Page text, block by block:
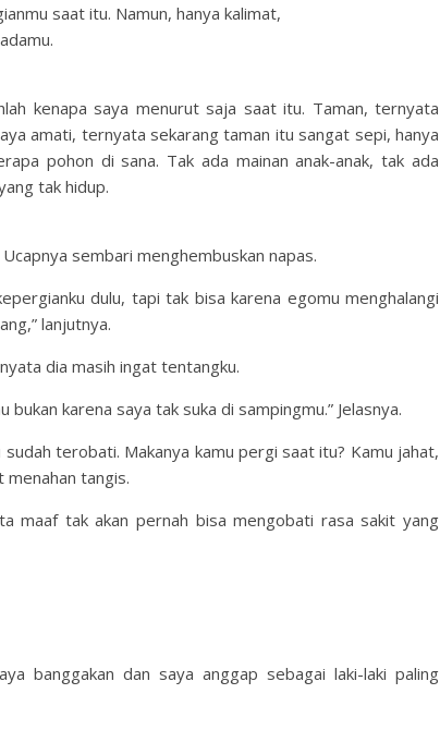
saat itu. Namun, hanya kalimat,
kenapa saya menurut saja saat itu. Taman, ternyata
amati, ternyata sekarang taman itu sangat sepi, hanya
pohon di sana. Tak ada mainan anak-anak, tak ada
tak hidup.
sembari menghembuskan napas.
dulu, tapi tak bisa karena egomu menghalangi
lanjutnya.
dia masih ingat tentangku.
karena saya tak suka di sampingmu.” Jelasnya.
terobati. Makanya kamu pergi saat itu? Kamu jahat,
menahan tangis.
maaf tak akan pernah bisa mengobati rasa sakit yang
banggakan dan saya anggap sebagai laki-laki paling